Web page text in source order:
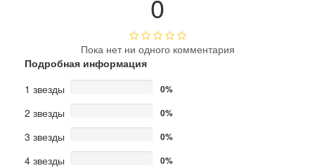
0
Пока нет ни одного комментария
Подробная информация
1 звезды
0%
2 звезды 0%
3 звезды 0%
4 звезды 0%